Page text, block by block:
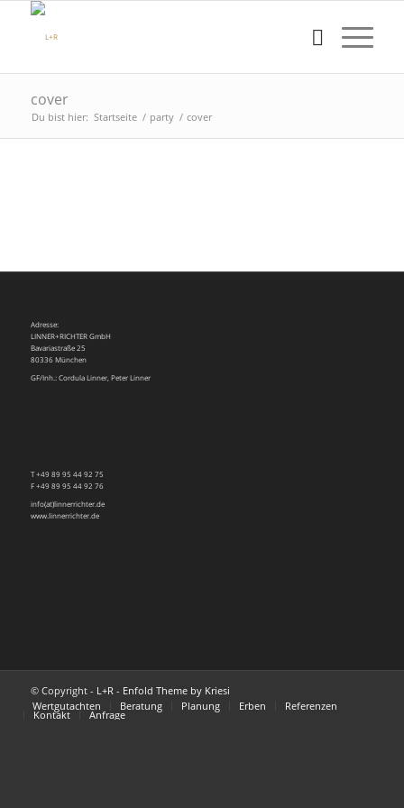
cover
Du bist hier: Startseite / party / cover
Adresse:
LINNER+RICHTER GmbH
Bavariastraße 25
80336 München
GF/Inh.: Cordula Linner, Peter Linner
T +49 89 95 44 92 75
F +49 89 95 44 92 76
info(at)linnerrichter.de
www.linnerrichter.de
© Copyright - L+R- Enfold Theme by Kriesi
Wertgutachten
Beratung Planung Erben Referenzen
Kontakt Anfrage